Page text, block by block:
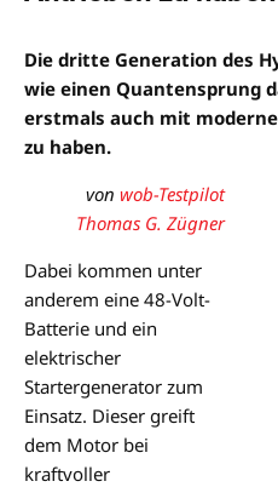
Die dritte Generation des
wie einen Quantensprung
erstmals auch mit
zu haben.
von wob-Testpilot
Thomas G. Zügner
Dabei kommen unter
anderem eine 48-Volt-
Batterie und ein
elektrischer
Startergenerator zum
Einsatz. Dieser greift
dem Motor bei
kraftvoller